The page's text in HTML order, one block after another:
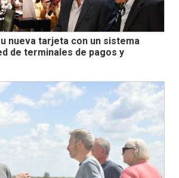
nueva tarjeta con un sistema
de terminales de pagos y